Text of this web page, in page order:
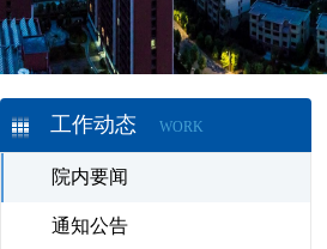
工作动态 WORK
院内要闻
通知公告